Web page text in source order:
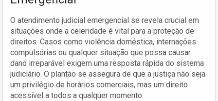
O atendimento judicial emergencial se revela crucial em
situações onde a celeridade é vital para a proteção de
direitos. Casos como violência doméstica, internações
compulsórias ou qualquer situação que possa causar
dano irreparável exigem uma resposta rápida do sistema
judiciário. O plantão se assegura de que a justiça não seja
um privilégio de horários comerciais, mas um direito
acessível a todos a qualquer momento.